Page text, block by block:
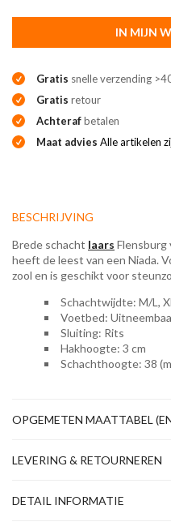
IN MIJN
Gratis snelle verzending
Gratis retour
Achterafbetalen
Maat advies Alle artikelen
BESCHRIJVING
Brede schacht laars Flensburg
heeft de leest van een Niada.
zool en is geschikt voor
Schachtwijdte: M/L,
Voetbed:
Sluiting: Rits
Hakhoogte: 3 cm
Schachthoogte: 38
OPGEMETEN MAATTABEL
LEVERING & RETOURNEREN
DETAIL INFORMATIE